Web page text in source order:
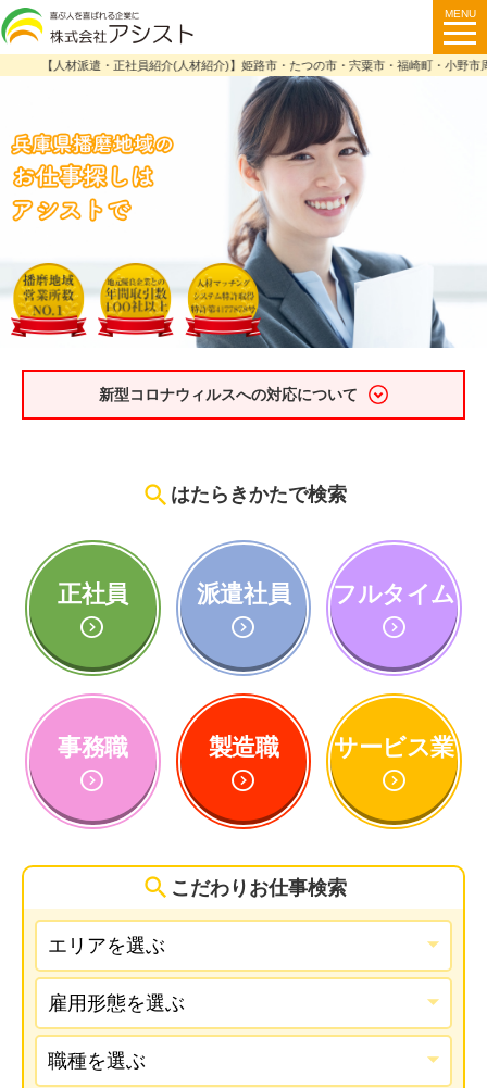
【人材派遣・正社員紹介(人材紹介)】姫路市・たつの市・宍粟市・福崎町・小野市周
新型コロナウィルスへの対応について
search はたらきかたで検索
正社員
expand_circle_down
派遣社員
expand_circle_down
フルタイム
expand_circle_down
事務職
expand_circle_down
製造職
expand_circle_down
サービス業
expand_circle_down
search こだわりお仕事検索